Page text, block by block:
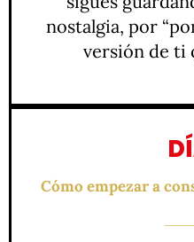
nostalgia, por
versión de ti
Cómo empezar a